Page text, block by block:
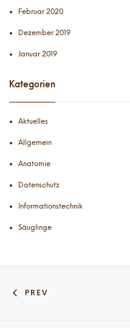
Februar 2020
Dezember 2019
Januar 2019
Kategorien
Aktuelles
Allgemein
Anatomie
Datenschutz
Informationstechnik
Säuglinge
PREV